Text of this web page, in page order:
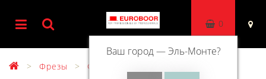
Ваш город —Эль-Монте?
0
Фрезы Фрезы HSS 55 мм